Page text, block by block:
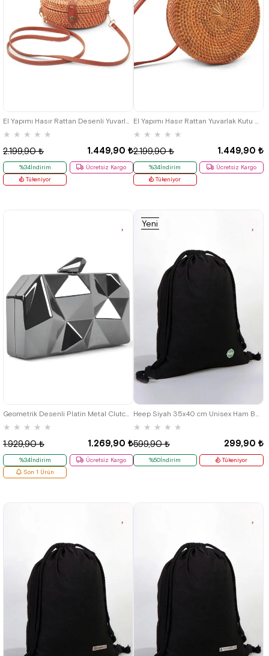
★ ★ ★ ★ ★
1.449,90 ₺
2.199,90 ₺
%34İndirim
Ücretsiz Kargo
Tükeniyor
★ ★ ★ ★ ★
1.449,90 ₺
2.199,90 ₺
%34İndirim
Ücretsiz Kargo
Tükeniyor
★ ★ ★ ★ ★
1.269,90 ₺
1.929,90 ₺
%34İndirim
Ücretsiz Kargo
Son 1 Ürün
★ ★ ★ ★ ★
299,90 ₺
599,90 ₺
%50İndirim
Yeni
Tükeniyor